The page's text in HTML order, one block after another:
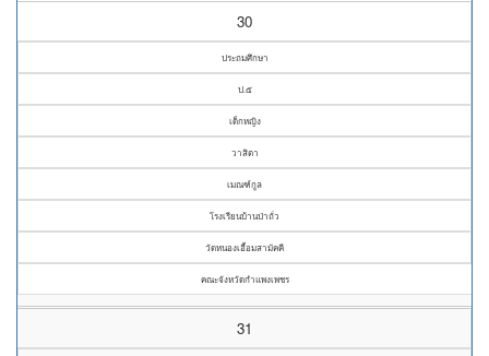
30
ประถมศึกษา
ป.๕
เด็กหญิง
วาสิตา
เมณฑ์กูล
โรงเรียนบ้านป่าถั่ว
วัดหนองเอื้อมสามัคคี
คณะจังหวัดกำแพงเพชร
31